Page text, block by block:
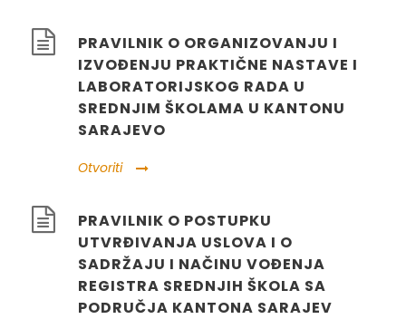
PRAVILNIK O ORGANIZOVANJU I
IZVOĐENJU PRAKTIČNE NASTAVE I
LABORATORIJSKOG RADA U
SREDNJIM ŠKOLAMA U KANTONU
SARAJEVO
Otvoriti
PRAVILNIK O POSTUPKU
UTVRĐIVANJA USLOVA I O
SADRŽAJU I NAČINU VOĐENJA
REGISTRA SREDNJIH ŠKOLA SA
PODRUČJA KANTONA SARAJEV